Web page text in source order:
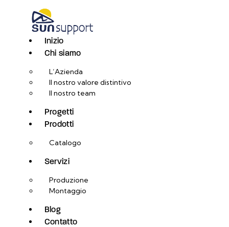
Inizio
Chi siamo
L’Azienda
Il nostro valore distintivo
Il nostro team
Progetti
Prodotti
Catalogo
Servizi
Produzione
Montaggio
Blog
Contatto